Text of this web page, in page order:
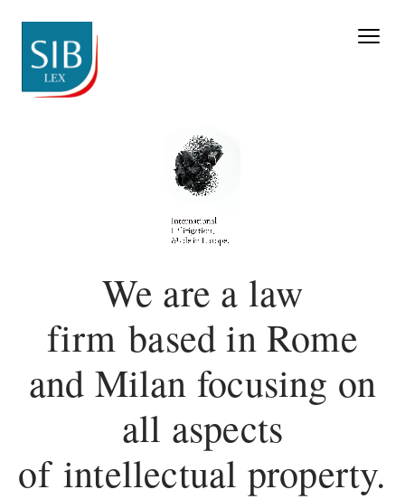
We are a law
firm based in Rome
and Milan focusing on
all aspects
of intellectual property.